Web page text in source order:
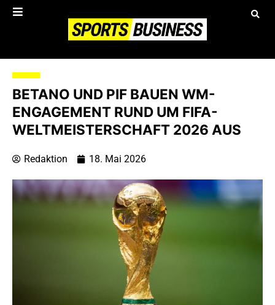
BETANO UND PIF BAUEN WM-
ENGAGEMENT RUND UM FIFA-
WELTMEISTERSCHAFT 2026 AUS
Redaktion 18. Mai 2026